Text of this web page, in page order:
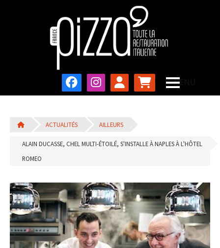
ACTUALITÉS AILLEURS
ALAIN DUCASSE, CHEL MULTI-ÉTOILÉ, S'INSTALLE À NAPLES À L'HÔTEL
ROMEO